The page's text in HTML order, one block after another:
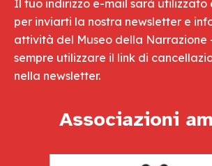
Il tuo indirizzo e-mail sarà utilizzato
per inviarti la nostra newsletter e
attività del Museo della Narrazione
sempre utilizzare il link di
nella newsletter.
Associazioni